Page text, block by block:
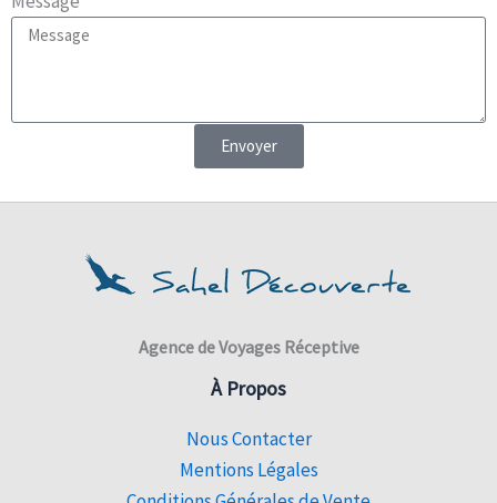
Envoyer
Agence de Voyages Réceptive
À Propos
Nous Contacter
Mentions Légales